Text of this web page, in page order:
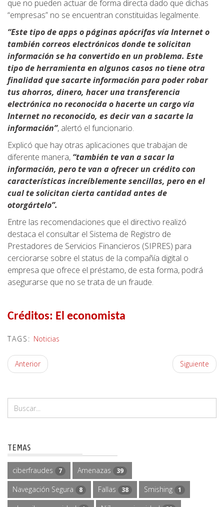
que no pueden actuar de forma directa dado que dichas
“empresas” no se encuentran constituidas legalmente.
“Este tipo de apps o páginas apócrifas vía Internet o
también correos electrónicos donde te solicitan
información se ha convertido en un problema. Este
tipo de herramienta en algunos casos no tiene otra
finalidad que sacarte información para poder robar
tus ahorros, dinero, hacer una transferencia
electrónica no reconocida o hacerte un cargo vía
Internet no reconocido, es decir van a sacarte la
información”, alertó el funcionario.
Explicó que hay otras aplicaciones que trabajan de
diferente manera, “también te van a sacar la
información, pero te van a ofrecer un crédito con
características increíblemente sencillas, pero en el
cual te solicitan cierta cantidad antes de
otorgártelo”.
Entre las recomendaciones que el directivo realizó
destaca el consultar el Sistema de Registro de
Prestadores de Servicios Financieros (SIPRES) para
cerciorarse sobre el status de la compañía digital o
empresa que ofrece el préstamo, de esta forma, podrá
asegurarse que no se trata de un fraude.
Créditos: El economista
TAGS: Noticias
Anterior Siguiente
TEMAS
ciberfraudes 7 Amenazas 39
Navegación Segura 8 Fallas 38 Smishing 1